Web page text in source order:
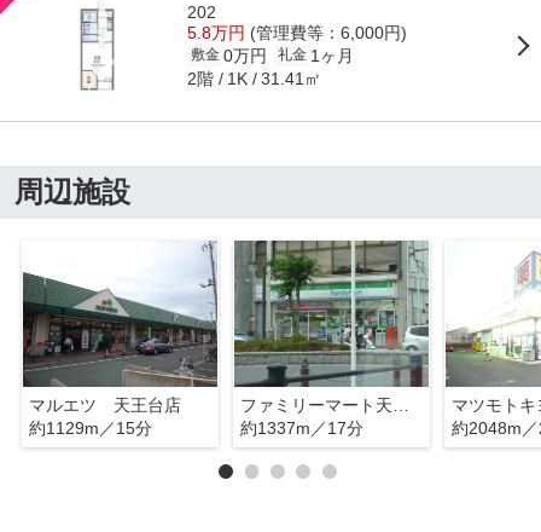
202
5.8万円 (管理費等：6,000円)
敷金 0万円 礼金 1ヶ月
2階 1K 31.41㎡
周辺施設
マルエツ 天王台店
約1129m／15分
約1337m／17分
約2048m